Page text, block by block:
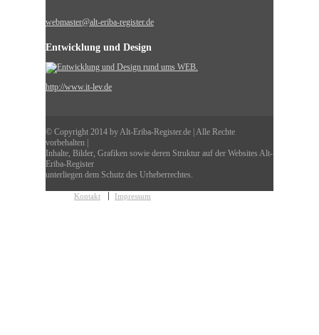
webmaster@alt-eriba-register.de
Entwicklung und Design
http://www.it-lev.de
© Copyright 2014 by Alt-Eriba-Register.de | Alle Rechte
vorbehalten |
Inhalte, Bilder, Grafiken sowie deren Struktur auf der Websites Alt-
Eriba-Register
unterliegen dem Schutz des Urheberrechtes.
Kontakt Impressum